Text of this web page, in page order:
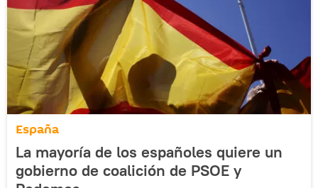
España
La mayoría de los españoles quiere un
gobierno de coalición de PSOE y